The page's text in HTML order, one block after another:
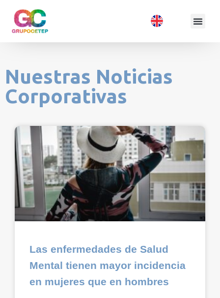
Nuestras Noticias
Corporativas
Las enfermedades de Salud
Mental tienen mayor incidencia
en mujeres que en hombres